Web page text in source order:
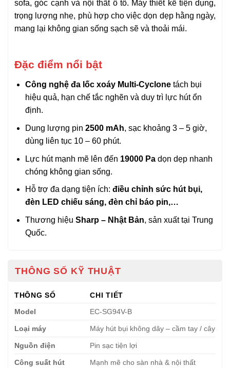
sofa, góc cạnh và nội thất ô tô. Máy thiết kế tiện dụng,
trọng lượng nhẹ, phù hợp cho việc dọn dẹp hằng ngày,
mang lại không gian sống sạch sẽ và thoải mái.
Đặc điểm nổi bật
Công nghệ đa lốc xoáy Multi-Cyclonetách bụi
hiệu quả, hạn chế tắc nghẽn và duy trì lực hút ổn
định.
Dung lượng pin 2500 mAh, sạc khoảng 3 – 5 giờ,
dùng liên tục 10 – 60 phút.
Lực hút mạnh mẽ lên đến 19000 Padọn dẹp nhanh
chóng không gian sống.
Hỗ trợ đa dạng tiện ích: điều chỉnh sức hút bụi,
đèn LED chiếu sáng, đèn chỉ báo pin,…
Thương hiệu Sharp – Nhật Bản, sản xuất tại Trung
Quốc.
THÔNG SỐ KỸ THUẬT
THÔNG SỐ
CHI TIẾT
Model
EC-SG94V-B
Loại máy Máy hút bụi không dây – cầm tay / cây
Nguồn điện Pin sạc tiện lợi
Công suất hút Mạnh mẽ cho sàn nhà & nội thất